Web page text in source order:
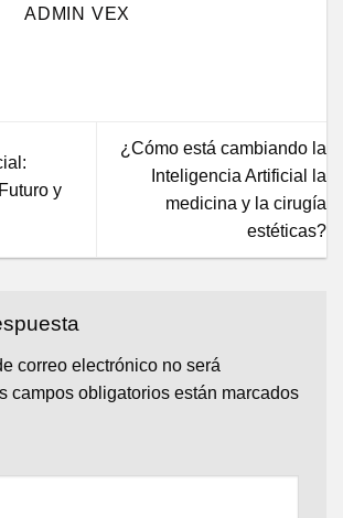
ADMIN VEX
y
¿Cómo está cambiando la
Inteligencia Artificial la
medicina y la cirugía
estéticas?
correo electrónico no será
campos obligatorios están marcados